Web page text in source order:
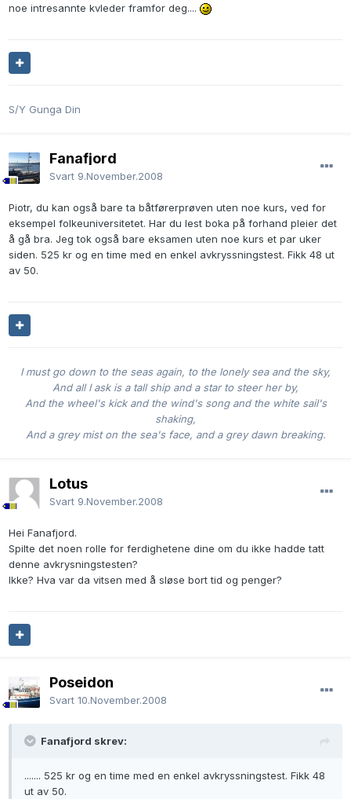
noe intresannte kvleder framfor deg....
S/Y Gunga Din
Fanafjord
Svart 9.November.2008
Piotr, du kan også bare ta båtførerprøven uten noe kurs, ved for
eksempel folkeuniversitetet. Har du lest boka på forhand pleier det
å gå bra. Jeg tok også bare eksamen uten noe kurs et par uker
siden. 525 kr og en time med en enkel avkryssningstest. Fikk 48 ut
av 50.
I must go down to the seas again, to the lonely sea and the sky,
And all I ask is a tall ship and a star to steer her by,
And the wheel's kick and the wind's song and the white sail's
shaking,
And a grey mist on the sea's face, and a grey dawn breaking.
Lotus
Svart 9.November.2008
Hei Fanafjord.
Spilte det noen rolle for ferdighetene dine om du ikke hadde tatt
denne avkrysningstesten?
Ikke? Hva var da vitsen med å sløse bort tid og penger?
Poseidon
Svart 10.November.2008
Fanafjord skrev:
....... 525 kr og en time med en enkel avkryssningstest. Fikk 48
ut av 50.